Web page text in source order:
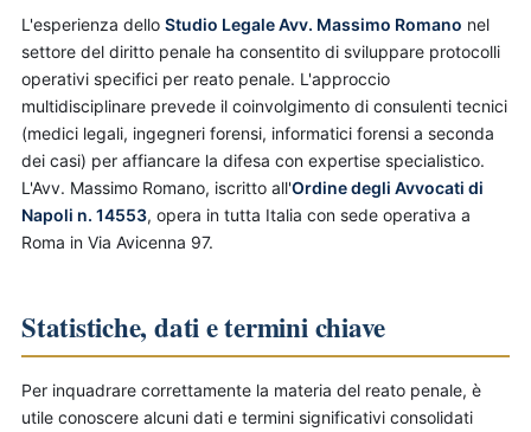
L'esperienza dello Studio Legale Avv. Massimo Romano nel
settore del diritto penale ha consentito di sviluppare protocolli
operativi specifici per reato penale. L'approccio
multidisciplinare prevede il coinvolgimento di consulenti tecnici
(medici legali, ingegneri forensi, informatici forensi a seconda
dei casi) per affiancare la difesa con expertise specialistico.
L'Avv. Massimo Romano, iscritto all'Ordine degli Avvocati di
Napoli n. 14553, opera in tutta Italia con sede operativa a
Roma in Via Avicenna 97.
Statistiche, dati e termini chiave
Per inquadrare correttamente la materia del reato penale, è
utile conoscere alcuni dati e termini significativi consolidati